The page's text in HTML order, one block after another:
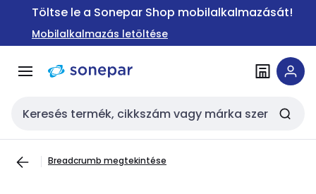
Ugrás a
Ugrás a
tartalomra
Töltse le a Sonepar Shop mobilalkalmazását!
Mobilalkalmazás letöltése
Keresési bemenet
Breadcrumb megtekintése